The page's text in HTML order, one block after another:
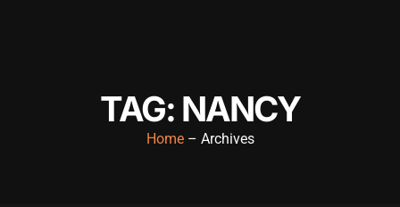
TAG: NANCY
Home– Archives